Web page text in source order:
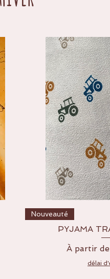
Nouveauté
PYJAMA
À partir de
Prix
délai